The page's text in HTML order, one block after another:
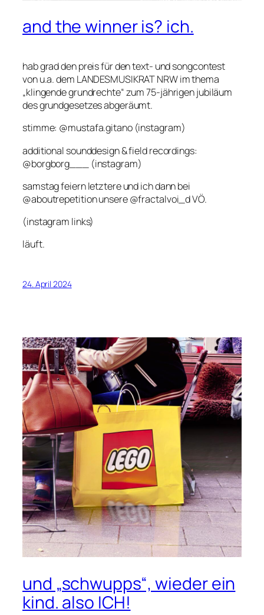
and the winner is? ich.
hab grad den preis für den text- und songcontest
von u.a. dem LANDESMUSIKRAT NRW im thema
„klingende grundrechte“ zum 75-jährigen jubiläum
des grundgesetzes abgeräumt.
stimme: @mustafa.gitano (instagram)
additional sounddesign & field recordings:
@borgborg___ (instagram)
samstag feiern letztere und ich dann bei
@aboutrepetition unsere @fractalvoi_d VÖ.
(instagram links)
läuft.
24. April 2024
und „schwupps“, wieder ein
kind. also ICH!